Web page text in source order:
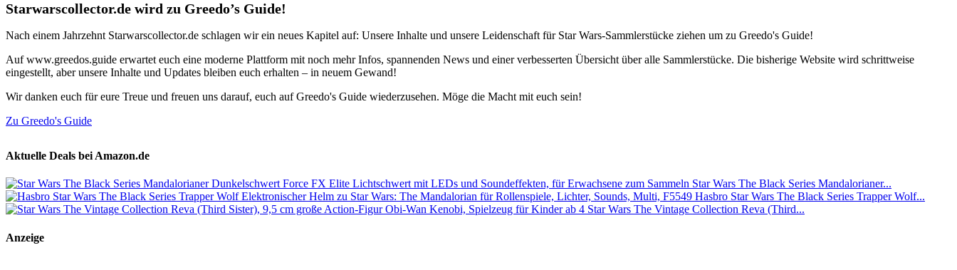
Starwarscollector.de wird zu Greedo’s Guide!
Nach einem Jahrzehnt Starwarscollector.de schlagen wir ein neues Kapitel auf: Unsere Inhalte und unsere Leidenschaft für Star Wars-Sammlerstücke ziehen um zu Greedo's Guide!
Auf www.greedos.guide erwartet euch eine moderne Plattform mit noch mehr Infos, spannenden News und einer verbesserten Übersicht über alle Sammlerstücke. Die bisherige Website wird schrittweise
eingestellt, aber unsere Inhalte und Updates bleiben euch erhalten – in neuem Gewand!
Wir danken euch für eure Treue und freuen uns darauf, euch auf Greedo's Guide wiederzusehen. Möge die Macht mit euch sein!
Zu Greedo's Guide
Aktuelle Deals bei Amazon.de
Star Wars The Black Series Mandalorianer...
Hasbro Star Wars The Black Series Trapper Wolf...
Star Wars The Vintage Collection Reva (Third...
Anzeige